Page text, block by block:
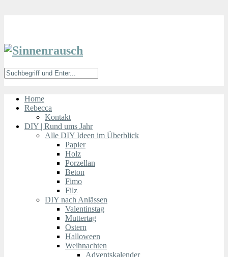
Home
Rebecca
Kontakt
DIY | Rund ums Jahr
Alle DIY Ideen im Überblick
Papier
Holz
Porzellan
Beton
Fimo
Filz
DIY nach Anlässen
Valentinstag
Muttertag
Ostern
Halloween
Weihnachten
Adventskalender